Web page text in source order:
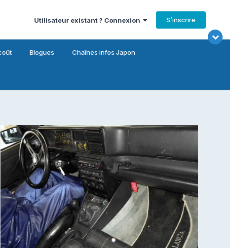
Utilisateur existant ? Connexion S’inscrire
Blogues Chaînes infos Japon